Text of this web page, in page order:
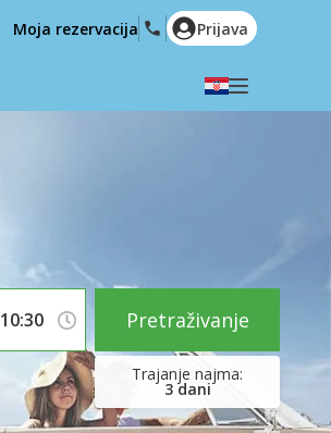
English (US)
Türkçe
Ελληνικά
Hrvatski
Moja rezervacija Prijava
3 dani
Pretraživanje